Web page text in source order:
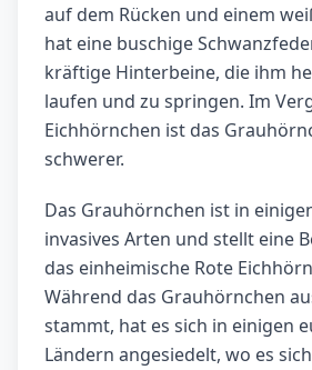
auf dem Rücken und einem
hat eine buschige
kräftige Hinterbeine, die ihm
laufen und zu springen. Im
Eichhörnchen ist das
schwerer.
Das Grauhörnchen ist in
invasives Arten und stellt eine
das einheimische Rote
Während das Grauhörnchen
stammt, hat es sich in einigen
Ländern angesiedelt, wo es